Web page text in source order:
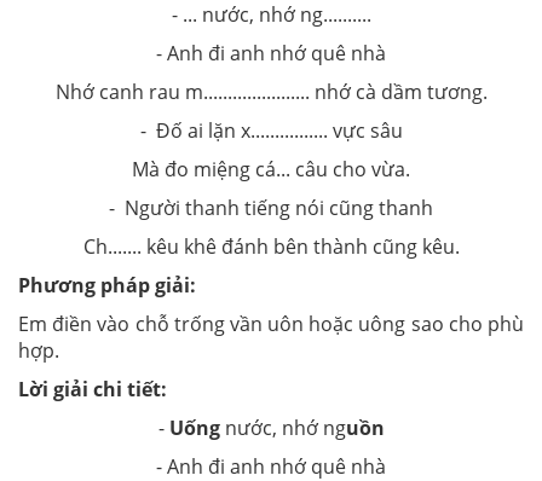
- ... nước, nhớ ng..........
- Anh đi anh nhớ quê nhà
Nhớ canh rau m...................... nhớ cà dầm tương.
- Đố ai lặn x................ vực sâu
Mà đo miệng cá... câu cho vừa.
- Người thanh tiếng nói cũng thanh
Ch....... kêu khê đánh bên thành cũng kêu.
Phương pháp giải:
Em điền vào chỗ trống vần uôn hoặc uông sao cho phù
hợp.
Lời giải chi tiết:
- Uốngnước, nhớ nguồn
- Anh đi anh nhớ quê nhà